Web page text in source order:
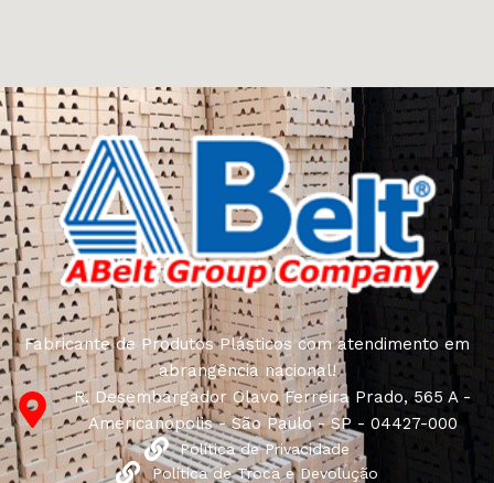
Fabricante de Produtos Plásticos com atendimento em
abrangência nacional!
R. Desembargador Olavo Ferreira Prado, 565 A -
Americanópolis - São Paulo - SP - 04427-000
Política de Privacidade
Política de Troca e Devolução